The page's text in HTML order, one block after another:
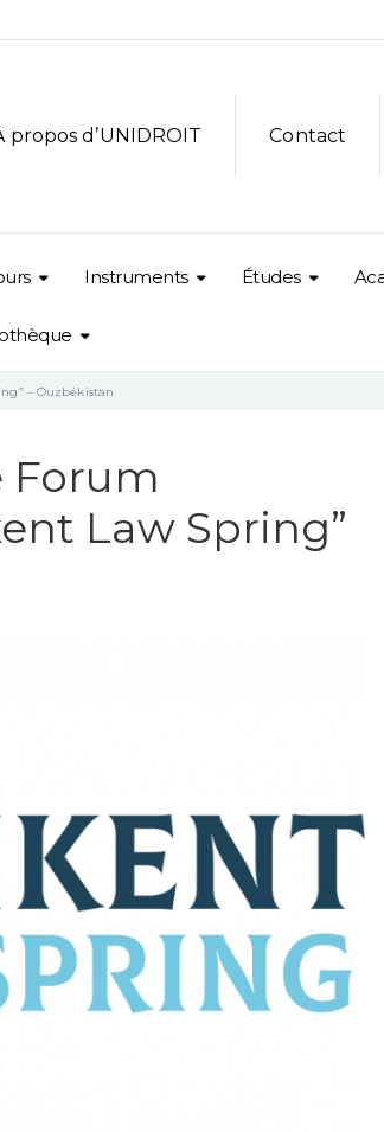
propos d’UNIDROIT Contact
Instruments Études
– Ouzbékistan
Forum
Law Spring”